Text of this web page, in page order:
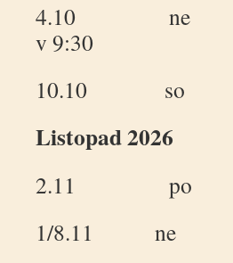
4.10 ne
v 9:30
10.10 so
Listopad 2026
2.11 po
1/8.11 ne